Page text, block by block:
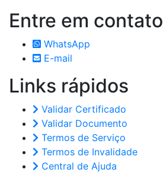
Entre em contato
WhatsApp
E-mail
Links rápidos
Validar Certificado
Validar Documento
Termos de Serviço
Termos de Invalidade
Central de Ajuda